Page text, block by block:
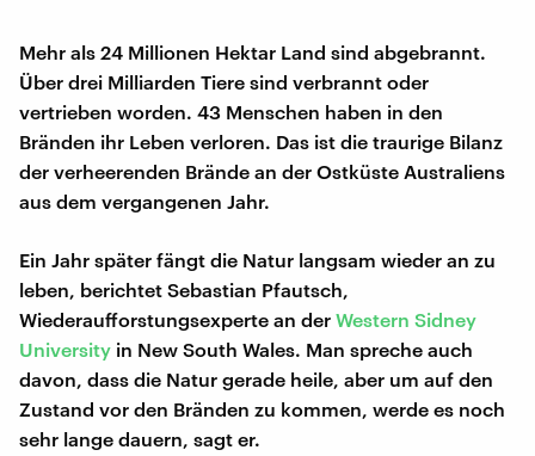
Mehr als 24 Millionen Hektar Land sind abgebrannt.
Über drei Milliarden Tiere sind verbrannt oder
vertrieben worden. 43 Menschen haben in den
Bränden ihr Leben verloren. Das ist die traurige Bilanz
der verheerenden Brände an der Ostküste Australiens
aus dem vergangenen Jahr.
Ein Jahr später fängt die Natur langsam wieder an zu
leben, berichtet Sebastian Pfautsch,
Wiederaufforstungsexperte an der Western Sidney
University in New South Wales. Man spreche auch
davon, dass die Natur gerade heile, aber um auf den
Zustand vor den Bränden zu kommen, werde es noch
sehr lange dauern, sagt er.